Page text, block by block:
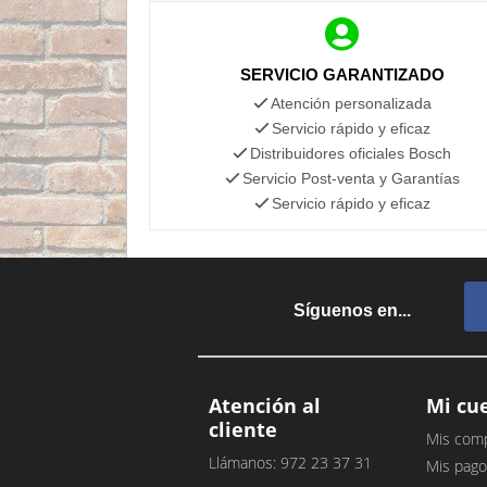
SERVICIO GARANTIZADO
Atención personalizada
Servicio rápido y eficaz
Distribuidores oficiales Bosch
Servicio Post-venta y Garantías
Servicio rápido y eficaz
Síguenos en...
Atención al
cliente
Llámanos: 972 23 37 31
Mi
Mis
Mis